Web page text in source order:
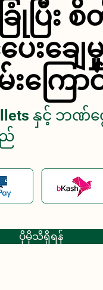
ပြီး
ေးချေ
ကြော
နှင့် ဘဏ်
ပိုမိုသိရှိရန်